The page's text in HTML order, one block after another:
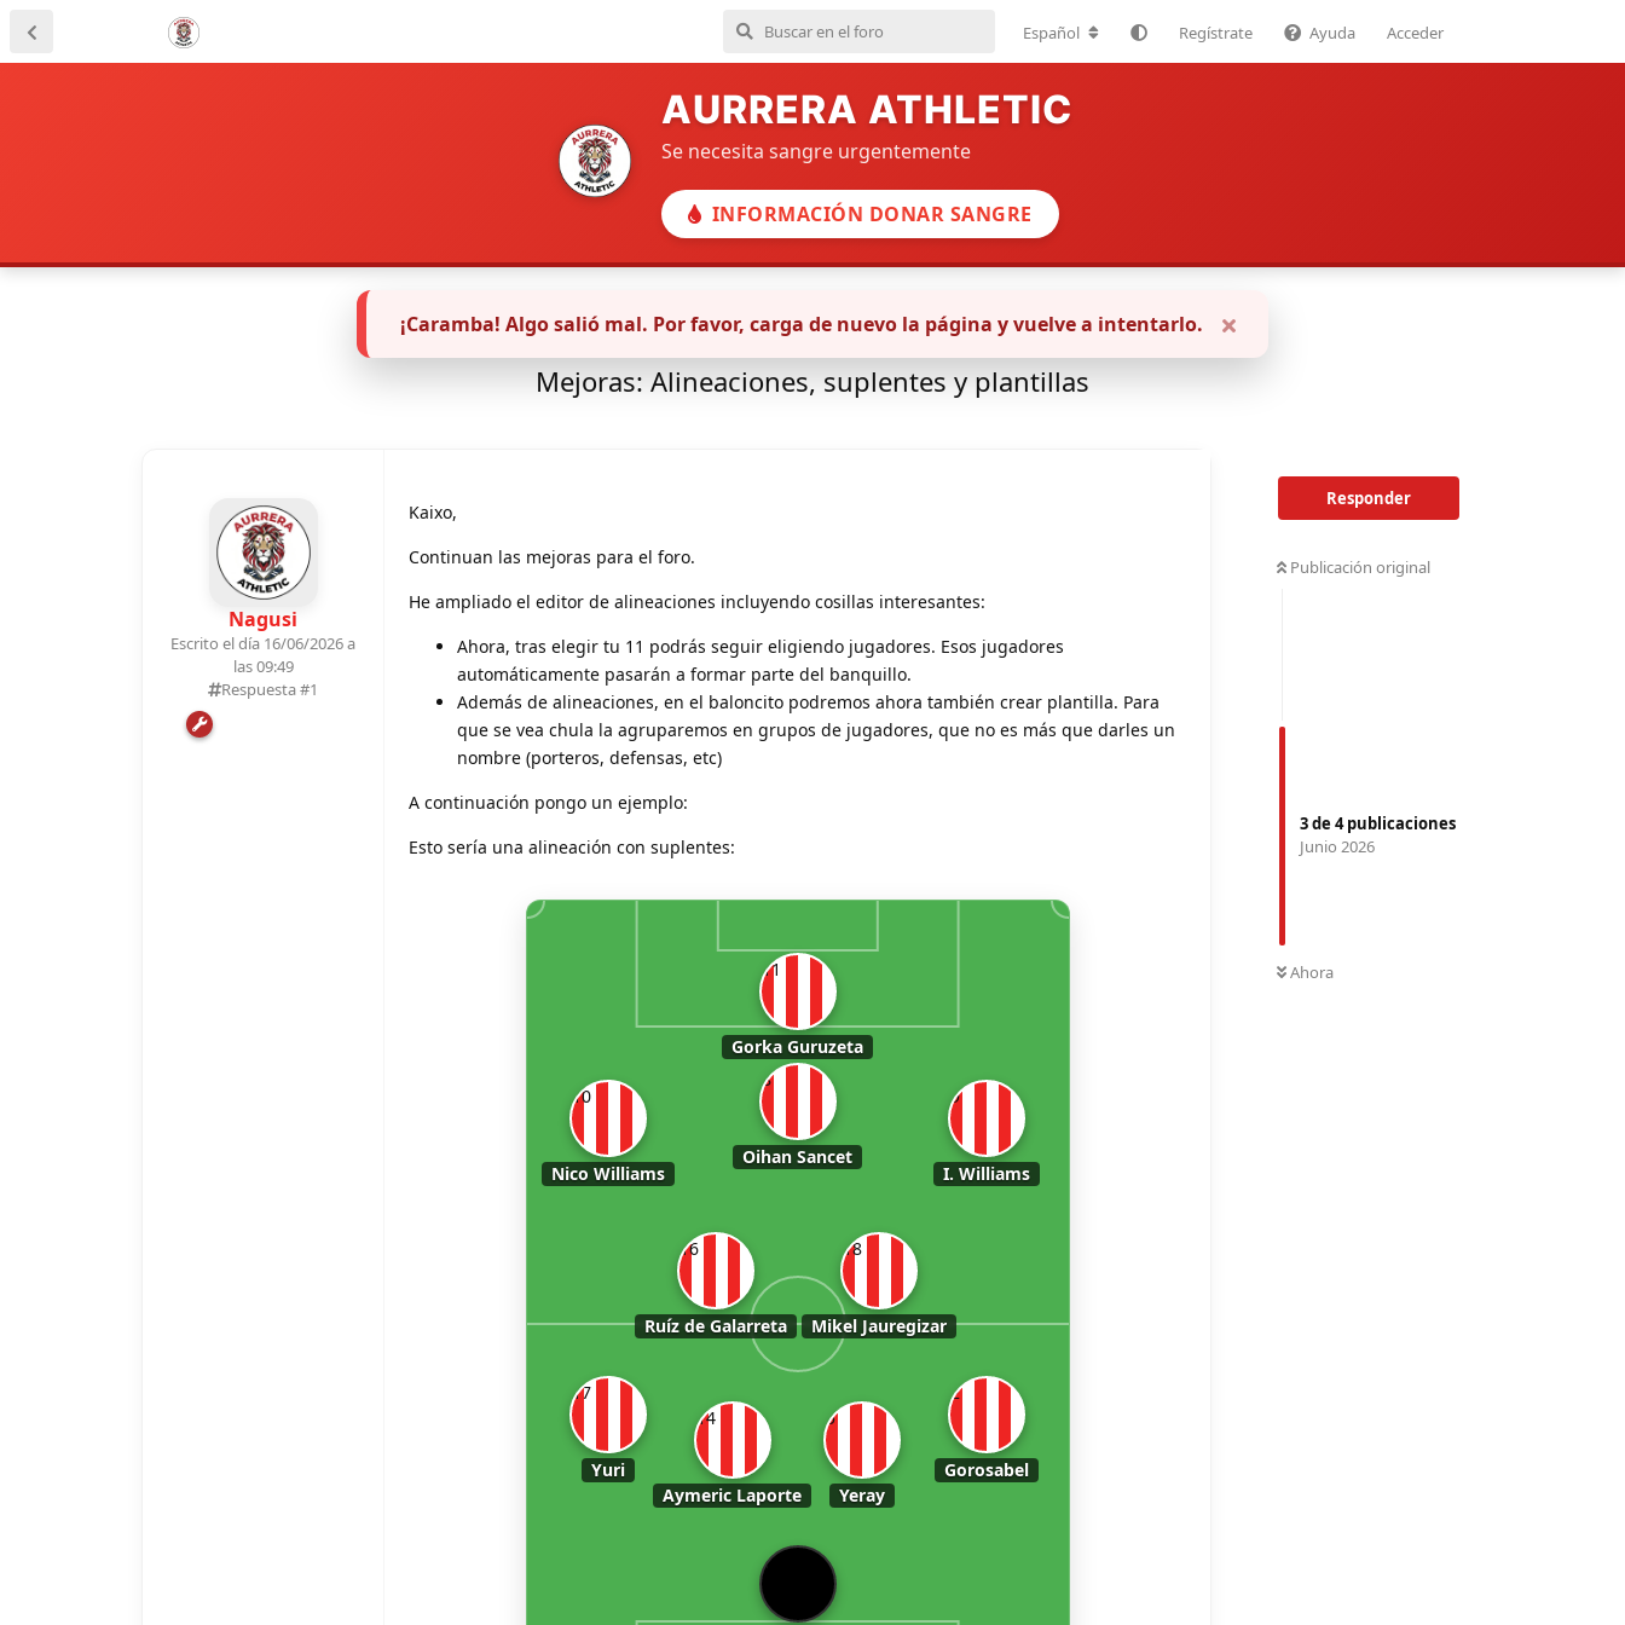
Español Regístrate Ayuda Acceder
AURRERA ATHLETIC
Se necesita sangre urgentemente
INFORMACIÓN DONAR SANGRE
Comunidad
Mejoras: Alineaciones, suplentes y plantillas
Responder
Publicación original
3de 4publicaciones
Junio 2026
Ahora
Nagusi
Escrito el día 16/06/2026 a
las 09:49
Respuesta #1
Kaixo,
Continuan las mejoras para el foro.
He ampliado el editor de alineaciones incluyendo cosillas interesantes:
Ahora, tras elegir tu 11 podrás seguir eligiendo jugadores. Esos jugadores
automáticamente pasarán a formar parte del banquillo.
Además de alineaciones, en el baloncito podremos ahora también crear plantilla. Para
que se vea chula la agruparemos en grupos de jugadores, que no es más que darles un
nombre (porteros, defensas, etc)
A continuación pongo un ejemplo:
Esto sería una alineación con suplentes:
1
17
Yuri
14
Aymeric Laporte
5
Yeray
2
Gorosabel
16
Ruíz de Galarreta
18
Mikel Jauregizar
10
Nico Williams
8
Oihan Sancet
9
I. Williams
11
Gorka Guruzeta
¡Caramba! Algo salió mal. Por favor, carga de nuevo la página y vuelve a intentarlo.